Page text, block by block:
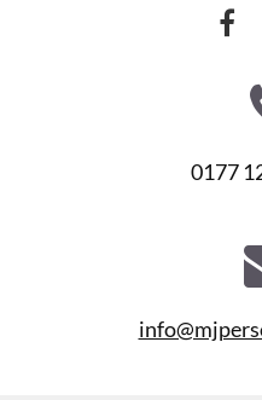
0177